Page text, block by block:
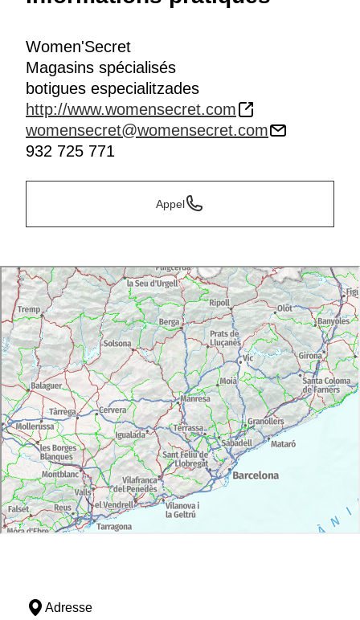
Women'Secret
Magasins spécialisés
botigues especialitzades
http://www.womensecret.com
womensecret@womensecret.com
932 725 771
Appel
Adresse